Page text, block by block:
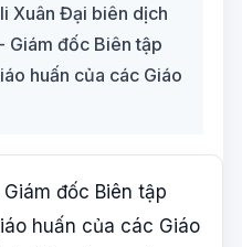
Xuân Đại biên dịch
Giám đốc Biên tập
huấn của các Giáo
đốc Biên tập
huấn của các Giáo